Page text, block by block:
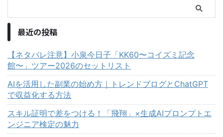
最近の投稿
【ネタバレ注意】小泉今日子「KK60〜コイズミ記念
館〜」ツアー2026のセットリスト
AIを活用した副業の始め方｜トレンドブログとChatGPT
で収益化する方法
スキル証明で差をつける！「飛翔」×生成AIプロンプトエ
ンジニア検定の魅力